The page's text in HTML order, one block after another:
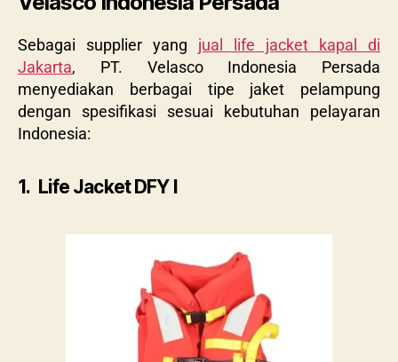
Sebagai supplier yang jual life jacket kapal di
Jakarta, PT. Velasco Indonesia Persada
menyediakan berbagai tipe jaket pelampung
dengan spesifikasi sesuai kebutuhan pelayaran
Indonesia:
1. Life Jacket DFY I